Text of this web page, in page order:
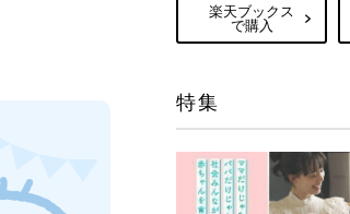
楽天ブックス
で購入
特集